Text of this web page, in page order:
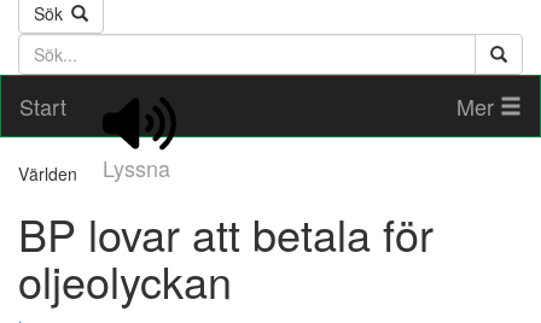
Sök
Söktext
Start
Lyssna
Mer
Världen
BP lovar att betala för
oljeolyckan